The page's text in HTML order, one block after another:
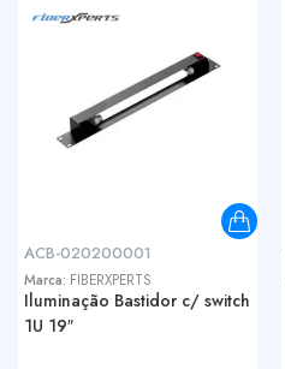
ACB-020200001
Marca: FIBERXPERTS
Iluminação Bastidor c/ switch
1U 19″